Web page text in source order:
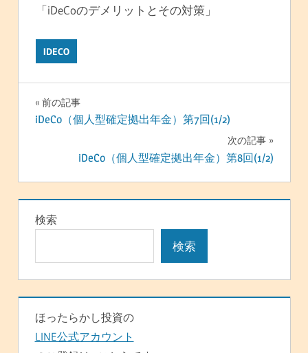
「iDeCoのデメリットとその対策」
IDECO
投
ビ
ゲ
シ
ョ
ン
前の記事
iDeCo（個人型確定拠出年金）第7回(1/2)
次の記事
iDeCo（個人型確定拠出年金）第8回(1/2)
検索
検索
ほったらかし投資の
LINE公式アカウント